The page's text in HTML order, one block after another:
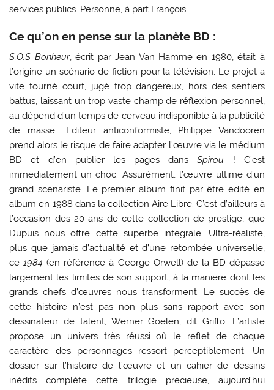
services publics. Personne, à part François…
Ce qu’on en pense sur la planète BD :
S.O.S Bonheur, écrit par Jean Van Hamme en 1980, était à
l’origine un scénario de fiction pour la télévision. Le projet a
vite tourné court, jugé trop dangereux, hors des sentiers
battus, laissant un trop vaste champ de réflexion personnel,
au dépend d’un temps de cerveau indisponible à la publicité
de masse… Editeur anticonformiste, Philippe Vandooren
prend alors le risque de faire adapter l’œuvre via le médium
BD et d’en publier les pages dansSpirou ! C’est
immédiatement un choc. Assurément, l’œuvre ultime d’un
grand scénariste. Le premier album finit par être édité en
album en 1988 dans la collection Aire Libre. C’est d’ailleurs à
l’occasion des 20 ans de cette collection de prestige, que
Dupuis nous offre cette superbe intégrale. Ultra-réaliste,
plus que jamais d’actualité et d’une retombée universelle,
ce 1984 (en référence à George Orwell) de la BD dépasse
largement les limites de son support, à la manière dont les
grands chefs d’œuvres nous transforment. Le succès de
cette histoire n’est pas non plus sans rapport avec son
dessinateur de talent, Werner Goelen, dit Griffo. L’artiste
propose un univers très réussi où le reflet de chaque
caractère des personnages ressort perceptiblement. Un
dossier sur l’histoire de l’œuvre et un cahier de dessins
inédits complète cette trilogie précieuse, aujourd’hui